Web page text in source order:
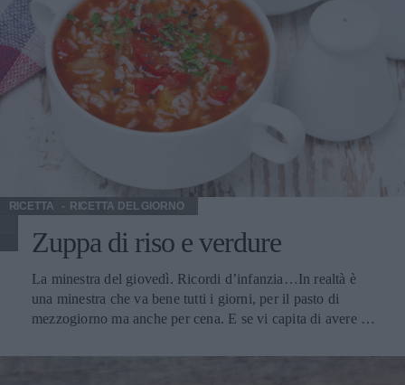
calorie per porzione Non dimenticate, comunque,
all’occorrenza, altre ricette con il coniglio, altrettanto
buone. Il coniglio alla paesana, ad esempio, o un gustoso
piatto unico, tipicamente invernale, con il coniglio alle
verdure con riso al burro. Il vino Grignolino d’Asti Doc
Vino da tutto pasto, si adatta ad antipasti e ai primi, a piatti
leggeri moderatamente grassi. Ottimo con i salumi, le
minestre asciutte e in brodo, le torte di verdura, arrosti di
carne bianca, l’anatra , il coniglio, il pollame pregiato, le
fritture, le frittate. Si serve giovane a temperatura
ambiente. Temperatura di servizio tra i 15° e i 18°.
RICETTA RICETTA DEL GIORNO
Zuppa di riso e verdure
La minestra del giovedì. Ricordi d’infanzia…In realtà è
una minestra che va bene tutti i giorni, per il pasto di
mezzogiorno ma anche per cena. E se vi capita di avere un
dire, una minestra calda fa sempre bene nella stagione